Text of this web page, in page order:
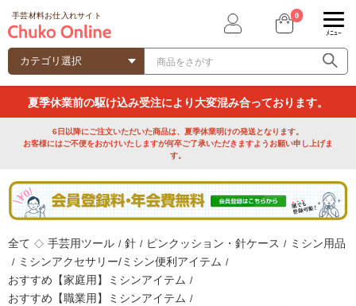
夏季休業前の駆け込み受注により大変混み合っております。
6日以降にご注文いただいた商品は、夏季休業明けの発送となります。
お客様にはご不便をおかけいたしますが何卒ご了承いただきますようお願い申し上げま
す。
全て ◇ 手芸用ツール / 針 / ピンクッション・針ケース / ミシン用品
/ ミシンアクセサリー/ミシン便利アイテム /
おすすめ【家庭用】ミシンアイテム /
おすすめ【職業用】ミシンアイテム /
手芸材料お仕入れサイト 0
ﾒﾆｭｰ